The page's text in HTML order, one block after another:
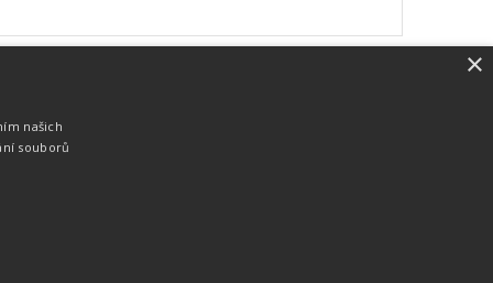
zakázku. Lze online publikovat výsledky
×
našich
souborů